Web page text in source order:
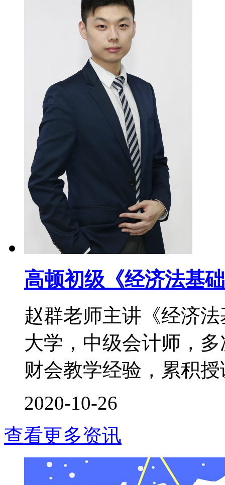
高顿初级《经济法基
赵群老师主讲《经济
大学，中级会计师，
财会教学经验，累积
2020-10-26
查看更多资讯